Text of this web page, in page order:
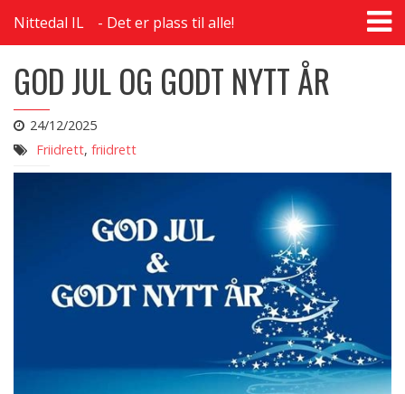
Nittedal IL Det er plass til alle!
GOD JUL OG GODT NYTT ÅR
24/12/2025
Friidrett, friidrett